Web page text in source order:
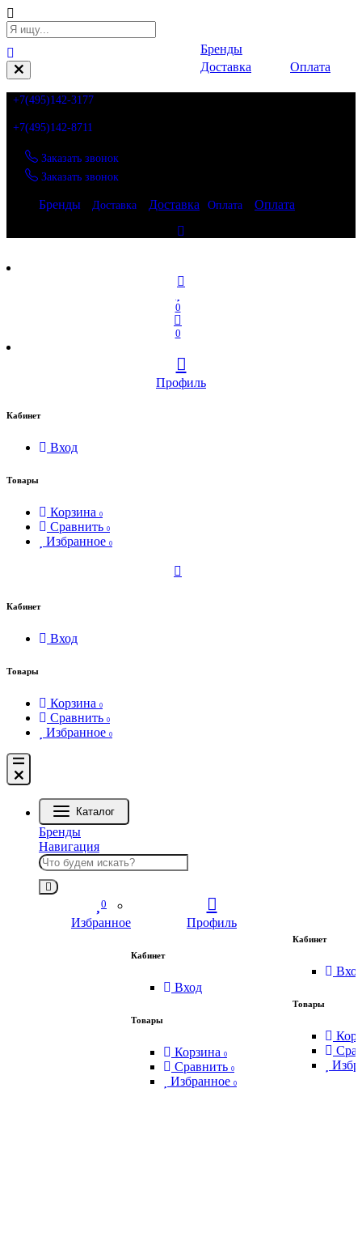
+7(495)142-3177
+7(495)142-8711
Заказать звонок
Заказать звонок
Бренды Доставка Доставка Оплата
Оплата
Бренды
Бренды
Доставка
Оплата
0
0
Профиль
Кабинет
Вход
Товары
Корзина 0
Сравнить 0
Избранное 0
Кабинет
Вход
Товары
Корзина 0
Сравнить 0
Избранное 0
Каталог
Бренды
Навигация
0
Избранное Профиль
Кабинет
Вход
Товары
Корзина 0
Сравнить 0
Избранное 0
Кабинет
Товары